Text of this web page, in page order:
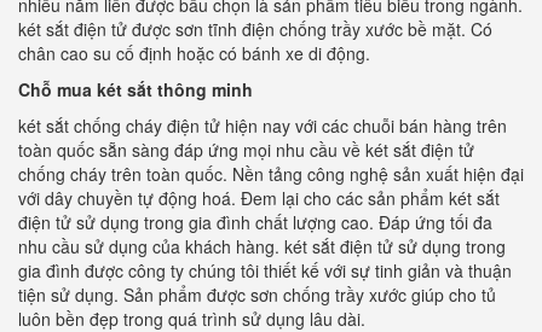
nhiều năm liền được bầu chọn là sản phẩm tiêu biểu trong ngành.
két sắt điện tử được sơn tĩnh điện chống trầy xước bề mặt. Có
chân cao su cố định hoặc có bánh xe di động.
Chỗ mua két sắt thông minh
két sắt chống cháy điện tử hiện nay với các chuỗi bán hàng trên
toàn quốc sẵn sàng đáp ứng mọi nhu cầu về két sắt điện tử
chống cháy trên toàn quốc. Nền tảng công nghệ sản xuất hiện đại
với dây chuyền tự động hoá. Đem lại cho các sản phẩm két sắt
điện tử sử dụng trong gia đình chất lượng cao. Đáp ứng tối đa
nhu cầu sử dụng của khách hàng. két sắt điện tử sử dụng trong
gia đình được công ty chúng tôi thiết kế với sự tinh giản và thuận
tiện sử dụng. Sản phẩm được sơn chống trầy xước giúp cho tủ
luôn bền đẹp trong quá trình sử dụng lâu dài.